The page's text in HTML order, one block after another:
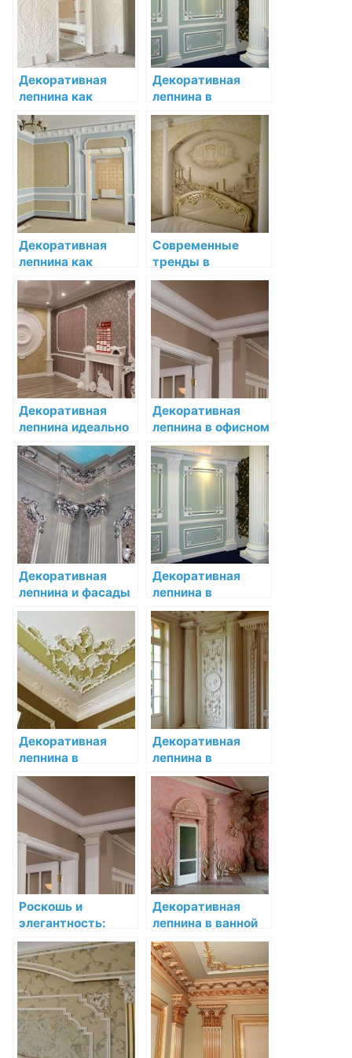
Декоративная
лепнина как
элемент дизайна
потолка
Декоративная
лепнина в
современном
стиле: идеи и
вдохновение
Декоративная
лепнина как
акцент в
классическом
интерьере
Современные
тренды в
декоративной
лепнине: арт-
решения для
дизайна
современного
интерьера
Декоративная
лепнина идеально
подходит для
создания особого
шарма в
интерьере
Декоративная
лепнина в офисном
интерьере:
примеры
реализации
Декоративная
лепнина и фасады
мебели:
необычные
сочетания
Декоративная
лепнина в
современных
интерьерах:
эстетика и
функциональность
Декоративная
лепнина в
загородном доме:
стиль и роскошь
Декоративная
лепнина в
интерьере
функционального
стиля
Роскошь и
элегантность:
декоративная
лепнина в
интерьере
Декоративная
лепнина в ванной
комнате:
необычные идеи